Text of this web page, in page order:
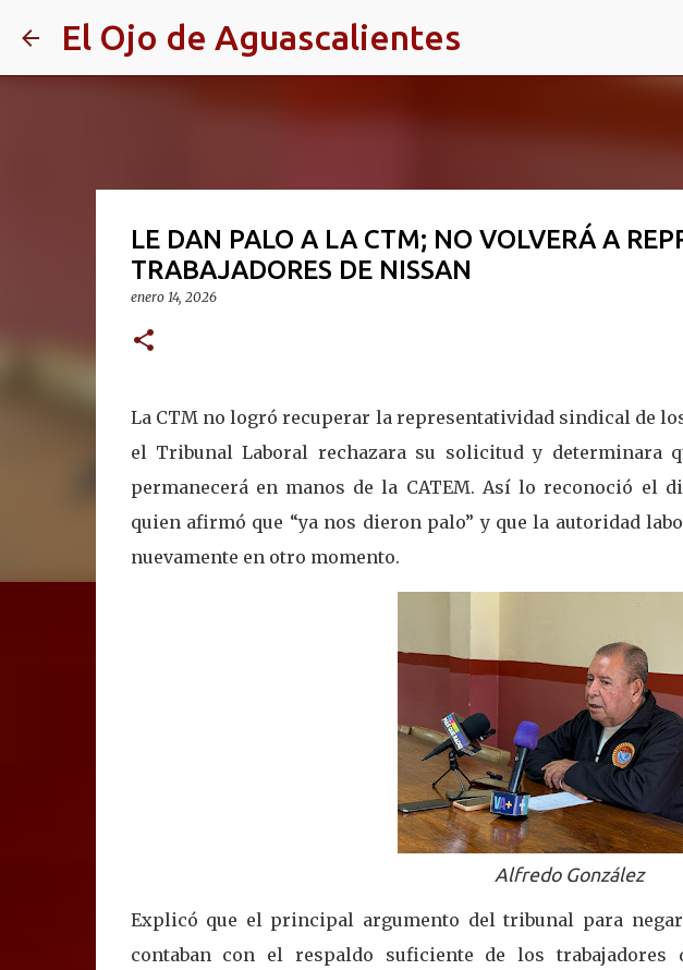
El Ojo de Aguascalientes
LE DAN PALO A LA CTM; NO VOLVERÁ A
TRABAJADORES DE NISSAN
enero 14, 2026
La CTM no logró recuperar la representatividad sindical de
el Tribunal Laboral rechazara su solicitud y determinara
permanecerá en manos de la CATEM. Así lo reconoció el
quien afirmó que “ya nos dieron palo” y que la autoridad
nuevamente en otro momento.
Alfredo González
Explicó que el principal argumento del tribunal para
contaban con el respaldo suficiente de los trabajadores